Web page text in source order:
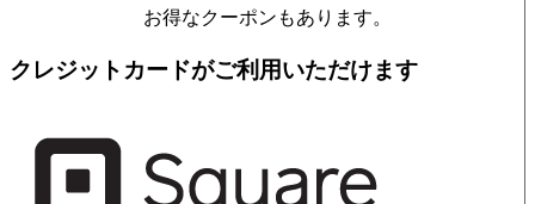
お得なクーポンもあります。
クレジットカードがご利用いただけます